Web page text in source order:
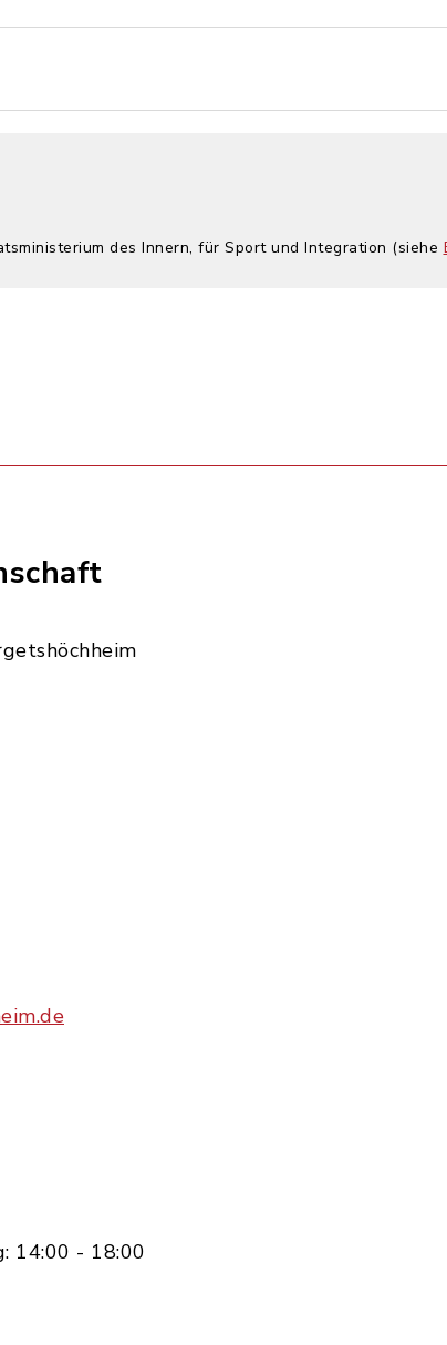
des Innern, für Sport und Integration (siehe
14:00 - 18:00